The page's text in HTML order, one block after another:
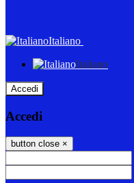
Italiano
Italiano
Accedi
Accedi
button close ×